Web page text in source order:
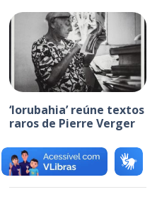
‘Iorubahia’ reúne textos
raros de Pierre Verger
+ Mais Informações